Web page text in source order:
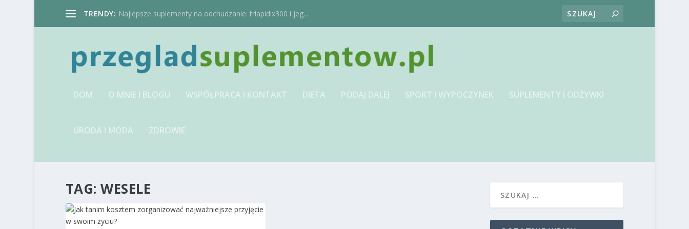
TRENDY: Najlepsze suplementy na odchudzanie: triapidix300 i jeg...
DOM O MNIE I BLOGU WSPÓŁPRACA I KONTAKT DIETA PODAJ DALEJ SPORT I WYPOCZYNEK SUPLEMENTY I ODŻYWKI
URODA I MODA ZDROWIE
TAG:WESELE